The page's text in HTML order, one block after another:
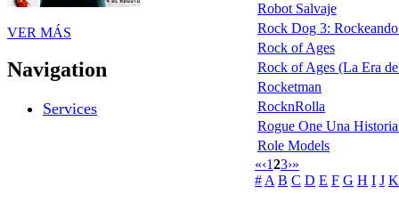
VER MÁS
Navigation
Services
Robot Salvaje
Rock Dog 3:
Rock of Ages
Rock of Ages (La Era
Rocketman
RocknRolla
Rogue One Una
Role Models
«‹123›»
# A B C D E F G H I J K